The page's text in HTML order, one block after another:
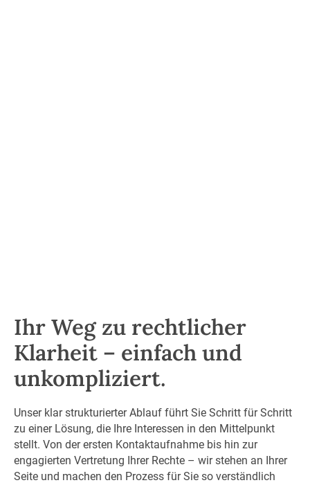
Ihr Weg zu rechtlicher
Klarheit – einfach und
unkompliziert.
Unser klar strukturierter Ablauf führt Sie Schritt für Schritt
zu einer Lösung, die Ihre Interessen in den Mittelpunkt
stellt. Von der ersten Kontaktaufnahme bis hin zur
engagierten Vertretung Ihrer Rechte – wir stehen an Ihrer
Seite und machen den Prozess für Sie so verständlich